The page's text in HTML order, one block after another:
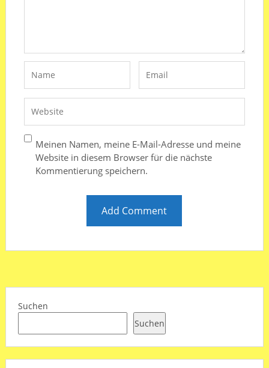
Meinen Namen, meine E-Mail-Adresse und meine
Website in diesem Browser für die nächste
Kommentierung speichern.
Suchen
Suchen